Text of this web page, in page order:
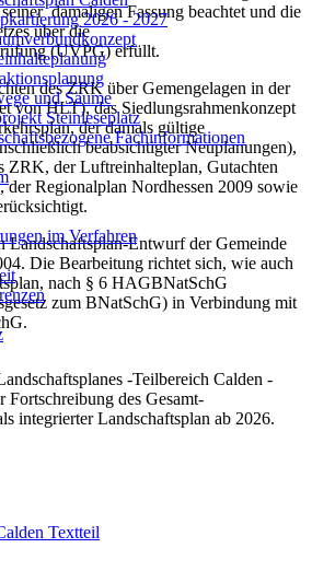
2026 - 2027
und Säume
Steinleseplatz
Fachinformationen
im Verfahren
damaligen Fassung beachtet und die
über die
(UVPG) erfüllt.
des ZRK über Gemengelagen in der
von HLT), das Siedlungsrahmenkonzept
der damals gültige
beabsichtigter Neuplanungen),
ZRK, der Luftreinhalteplan, Gutachten
der Regionalplan Nordhessen 2009 sowie
Landschaftsplan-Entwurf der Gemeinde
Die Bearbeitung richtet sich, wie auch
nach § 6 HAGBNatSchG
zum BNatSchG) in Verbindung mit
-Teilbereich Calden -
Fortschreibung des Gesamt-
integrierter Landschaftsplan ab 2026.
Textteil